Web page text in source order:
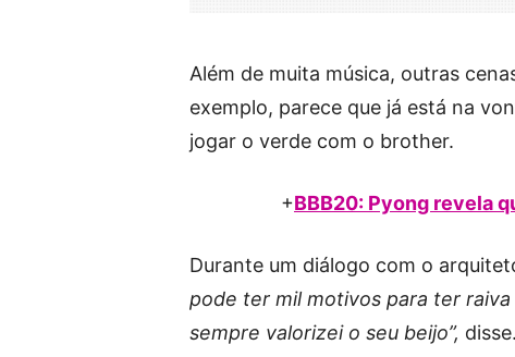
Além de muita música, outras
exemplo, parece que já está na
jogar o verde com o brother.
+BBB20: Pyong revela
Durante um diálogo com o
pode ter mil motivos para ter
sempre valorizei o seu beijo”, disse.